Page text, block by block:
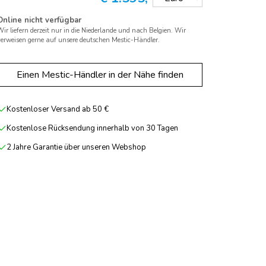
nicht verfügbar
liefern derzeit nur in die Niederlande und nach Belgien. Wir
gerne auf unsere deutschen Mestic-Händler.
Einen Mestic-Händler in der Nähe finden
Kostenloser Versand ab 50 €
Kostenlose Rücksendung innerhalb von 30 Tagen
2 Jahre Garantie über unseren Webshop